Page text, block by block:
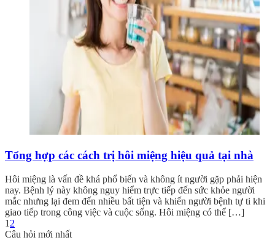
Tổng hợp các cách trị hôi miệng hiệu quả tại nhà
Hôi miệng là vấn đề khá phổ biến và không ít người gặp phải hiện
nay. Bệnh lý này không nguy hiểm trực tiếp đến sức khỏe người
mắc nhưng lại đem đến nhiều bất tiện và khiến người bệnh tự ti khi
giao tiếp trong công việc và cuộc sống. Hôi miệng có thể […]
1 2
Câu hỏi mới nhất